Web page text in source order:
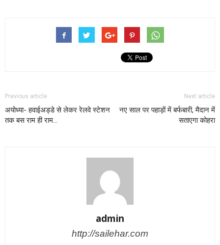
Previous article
अयोध्या- हवाईअड्डे से लेकर रेलवे स्टेशन
तक बस राम ही राम…
Next article
नए साल पर पहाड़ों में बर्फबारी, मैदान में
सताएगा कोहरा
admin
http://sailehar.com